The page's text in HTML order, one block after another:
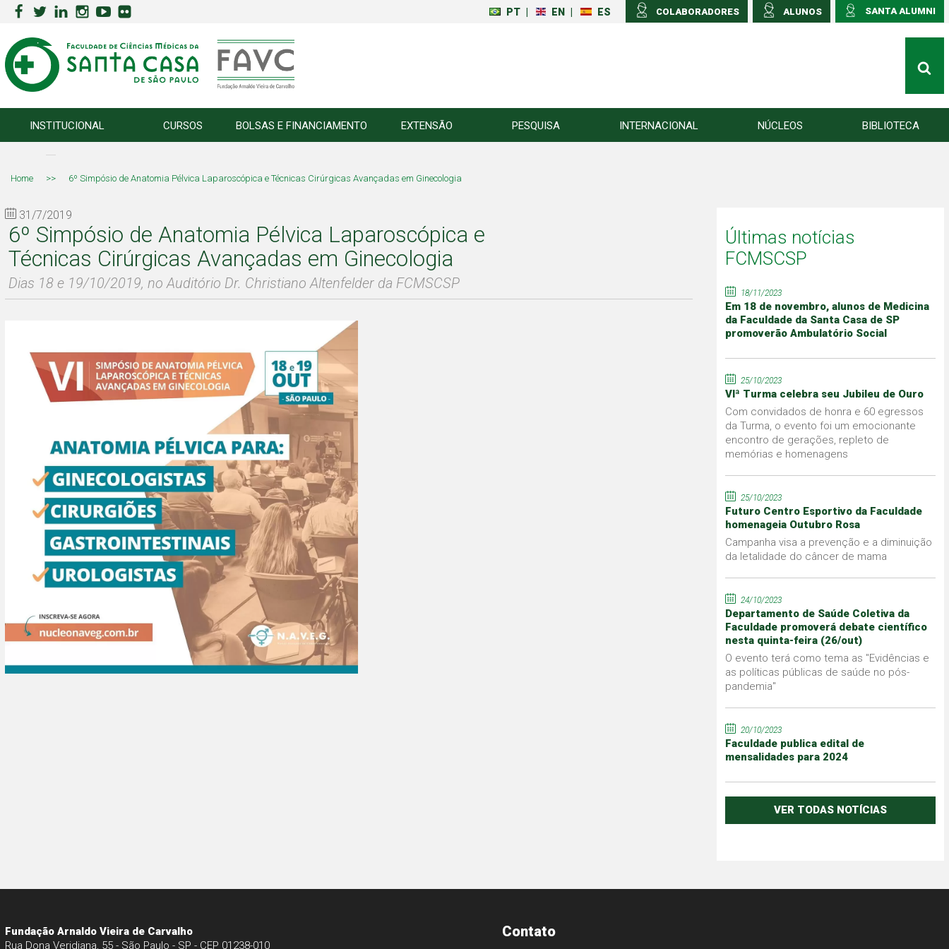
SANTA ALUMNI
ALUNOS
COLABORADORES
PT EN ES
INSTITUCIONAL CURSOS BOLSAS E FINANCIAMENTO EXTENSÃO PESQUISA INTERNACIONAL NÚCLEOS BIBLIOTECA
Home >> 6º Simpósio de Anatomia Pélvica Laparoscópica e Técnicas Cirúrgicas Avançadas em Ginecologia
31/7/2019
6º Simpósio de Anatomia Pélvica Laparoscópica e
Técnicas Cirúrgicas Avançadas em Ginecologia
Dias 18 e 19/10/2019, no Auditório Dr. Christiano Altenfelder da FCMSCSP
Últimas notícias
FCMSCSP
18/11/2023
Em 18 de novembro, alunos de Medicina
da Faculdade da Santa Casa de SP
promoverão Ambulatório Social
25/10/2023
VIª Turma celebra seu Jubileu de Ouro
Com convidados de honra e 60 egressos
da Turma, o evento foi um emocionante
encontro de gerações, repleto de
memórias e homenagens
25/10/2023
Futuro Centro Esportivo da Faculdade
homenageia Outubro Rosa
Campanha visa a prevenção e a diminuição
da letalidade do câncer de mama
24/10/2023
Departamento de Saúde Coletiva da
Faculdade promoverá debate científico
nesta quinta-feira (26/out)
O evento terá como tema as "Evidências e
as políticas públicas de saúde no pós-
pandemia"
20/10/2023
Faculdade publica edital de
mensalidades para 2024
VER TODAS NOTÍCIAS
Fundação Arnaldo Vieira de Carvalho
Rua Dona Veridiana, 55 - São Paulo - SP - CEP 01238-010
Contato